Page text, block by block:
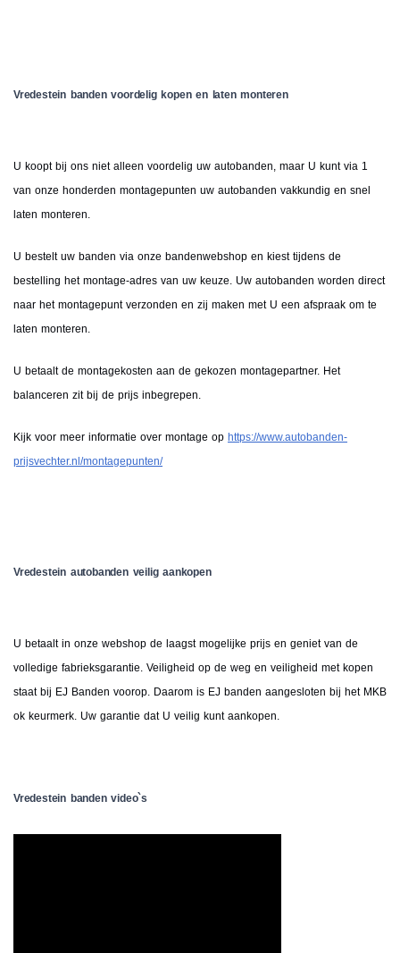
Vredestein banden voordelig kopen en laten monteren
U koopt bij ons niet alleen voordelig uw autobanden, maar U kunt via 1
van onze honderden montagepunten uw autobanden vakkundig en snel
laten monteren.
U bestelt uw banden via onze bandenwebshop en kiest tijdens de
bestelling het montage-adres van uw keuze. Uw autobanden worden direct
naar het montagepunt verzonden en zij maken met U een afspraak om te
laten monteren.
U betaalt de montagekosten aan de gekozen montagepartner. Het
balanceren zit bij de prijs inbegrepen.
Kijk voor meer informatie over montage op https://www.autobanden-
prijsvechter.nl/montagepunten/
Vredestein autobanden veilig aankopen
U betaalt in onze webshop de laagst mogelijke prijs en geniet van de
volledige fabrieksgarantie. Veiligheid op de weg en veiligheid met kopen
staat bij EJ Banden voorop. Daarom is EJ banden aangesloten bij het MKB
ok keurmerk. Uw garantie dat U veilig kunt aankopen.
Vredestein banden video`s